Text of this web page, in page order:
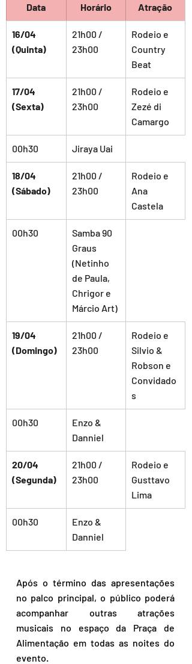
Data Horário Atração
16/04
(Quinta)
21h00 /
23h00
Rodeio e
Country
Beat
17/04
(Sexta)
21h00 /
23h00
Rodeio e
Zezé di
Camargo
00h30 Jiraya Uai
18/04
(Sábado)
21h00 /
23h00
Rodeio e
Ana
Castela
00h30
Samba 90
Graus
(Netinho
de Paula,
Chrigor e
Márcio Art)
19/04
(Domingo)
21h00 /
23h00
Rodeio e
Silvio &
Robson e
Convidado
s
00h30
Enzo &
Danniel
20/04
(Segunda)
21h00 /
23h00
Rodeio e
Gusttavo
Lima
00h30
Enzo &
Danniel
Após o término das apresentações
no palco principal, o público poderá
acompanhar outras atrações
musicais no espaço da Praça de
Alimentação em todas as noites do
evento.